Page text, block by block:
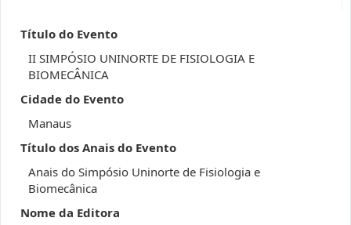
Título do Evento
II SIMPÓSIO UNINORTE DE FISIOLOGIA E
BIOMECÂNICA
Cidade do Evento
Manaus
Título dos Anais do Evento
Anais do Simpósio Uninorte de Fisiologia e
Biomecânica
Nome da Editora